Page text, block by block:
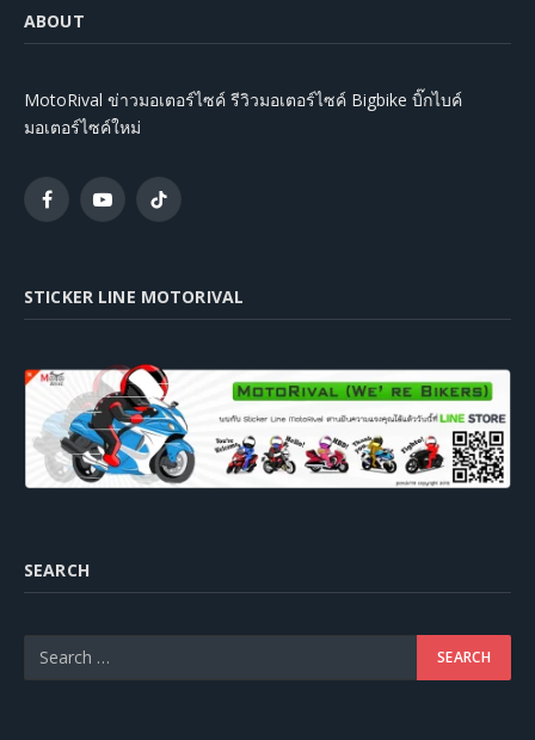
ABOUT
MotoRival ข่าวมอเตอร์ไซค์ รีวิวมอเตอร์ไซค์ Bigbike บิ๊กไบค์
มอเตอร์ไซค์ใหม่
FacebookYouTubeTikTok
STICKER LINE MOTORIVAL
SEARCH